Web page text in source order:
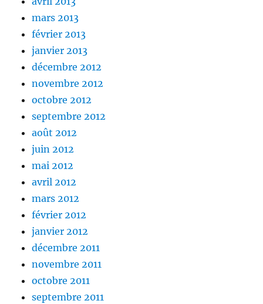
mars 2013
février 2013
janvier 2013
décembre 2012
novembre 2012
octobre 2012
septembre 2012
août 2012
juin 2012
mai 2012
avril 2012
mars 2012
février 2012
janvier 2012
décembre 2011
novembre 2011
octobre 2011
septembre 2011